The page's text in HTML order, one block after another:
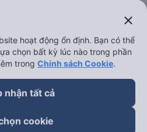
close
hoạt động ổn định. Bạn có thể
chọn bất kỳ lúc nào trong phần
trong Chính sách Cookie.
nhận tất cả
cookie